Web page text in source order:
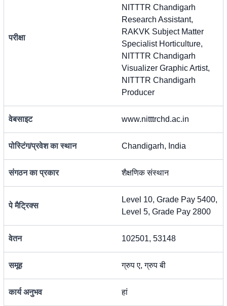
परीक्षा
NITTTR Chandigarh
Research Assistant,
RAKVK Subject Matter
Specialist Horticulture,
NITTTR Chandigarh
Visualizer Graphic Artist,
NITTTR Chandigarh
Producer
वेबसाइट www.nitttrchd.ac.in
पोस्टिंग/प्रवेश का स्थान Chandigarh, India
संगठन का प्रकार शैक्षणिक संस्थान
पे मैट्रिक्स
Level 10, Grade Pay 5400,
Level 5, Grade Pay 2800
वेतन 102501, 53148
समूह ग्रुप ए, ग्रुप बी
कार्य अनुभव हां